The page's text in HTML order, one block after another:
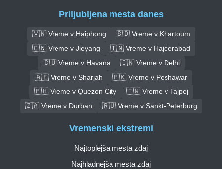
Priljubljena mesta danes
🇻🇳 Vreme v Haiphong
🇸🇩 Vreme v Khartoum
🇨🇳 Vreme v Jieyang
🇮🇳 Vreme v Hajderabad
🇨🇺 Vreme v Havana
🇮🇳 Vreme v Delhi
🇦🇪 Vreme v Sharjah
🇵🇰 Vreme v Peshawar
🇵🇭 Vreme v Quezon City
🇹🇼 Vreme v Tajpej
🇿🇦 Vreme v Durban
🇷🇺 Vreme v Sankt-Peterburg
Vremenski ekstremi
Najtoplejša mesta zdaj
Najhladnejša mesta zdaj